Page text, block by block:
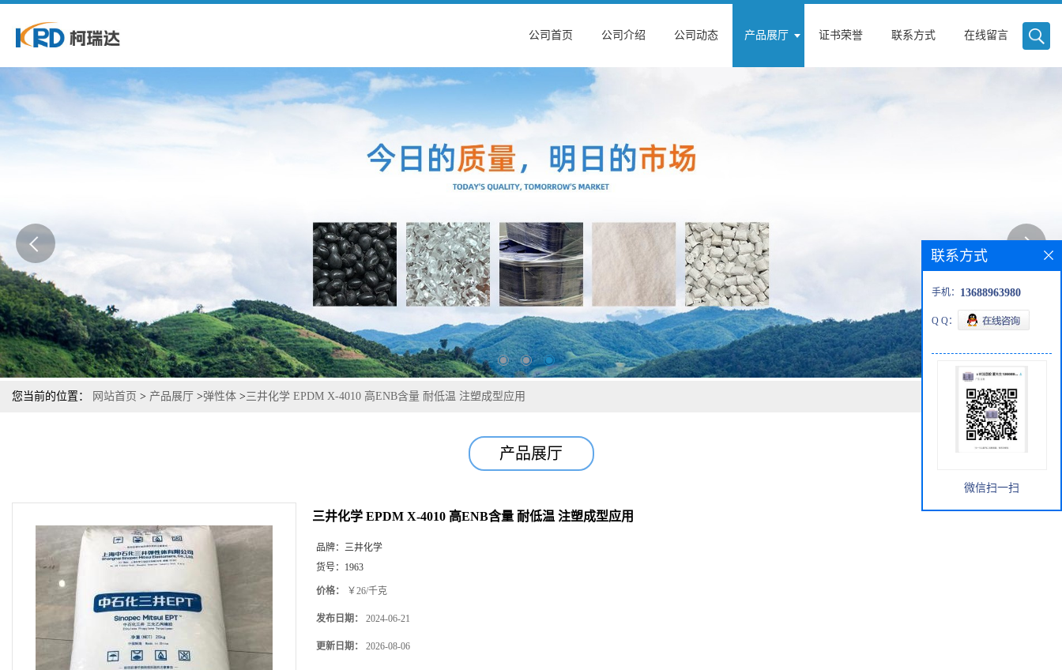
公司首页 公司介绍 公司动态 产品展厅 证书荣誉 联系方式 在线留言
您当前的位置： 网站首页 > 产品展厅 >弹性体 >三井化学 EPDM X-4010 高ENB含量 耐低温 注塑成型应用
产品展厅
三井化学 EPDM X-4010 高ENB含量 耐低温 注塑成型应用
品牌： 三井化学
货号： 1963
价格： ￥26/千克
发布日期： 2024-06-21
更新日期： 2026-08-06
联系方式
手机： 13688963980
Q Q：
微信扫一扫